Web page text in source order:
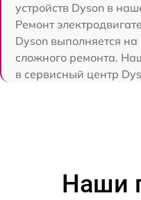
устройств Dyson в
Ремонт
Dyson выполняется на
сложного ремонта.
в сервисный центр
Наши